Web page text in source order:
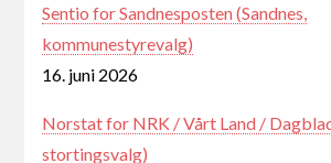
Sentio for Sandnesposten (Sandnes,
kommunestyrevalg)
16. juni 2026
Norstat for NRK / Vårt Land /
stortingsvalg)